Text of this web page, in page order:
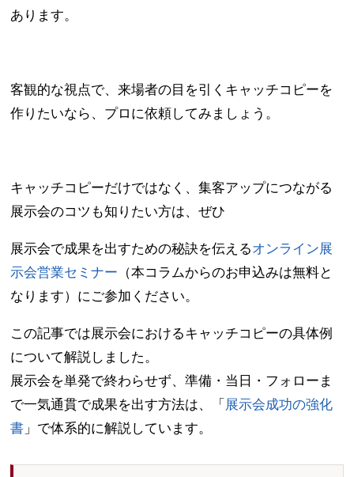
あります。
客観的な視点で、来場者の目を引くキャッチコピーを
作りたいなら、プロに依頼してみましょう。
キャッチコピーだけではなく、集客アップにつながる
展示会のコツも知りたい方は、ぜひ
展示会で成果を出すための秘訣を伝えるオンライン展
示会営業セミナー （本コラムからのお申込みは無料と
なります）にご参加ください。
この記事では展示会におけるキャッチコピーの具体例
について解説しました。
展示会を単発で終わらせず、準備・当日・フォローま
で一気通貫で成果を出す方法は、「 展示会成功の強化
書 」で体系的に解説しています。